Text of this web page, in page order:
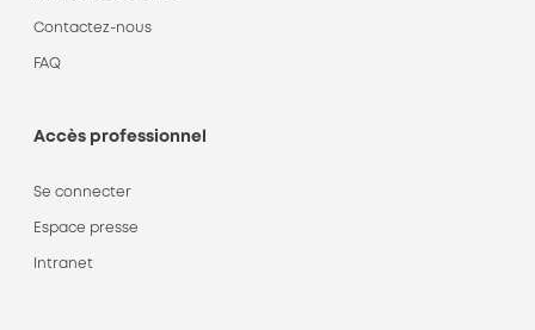
Contactez-nous
FAQ
Accès professionnel
Se connecter
Espace presse
Intranet